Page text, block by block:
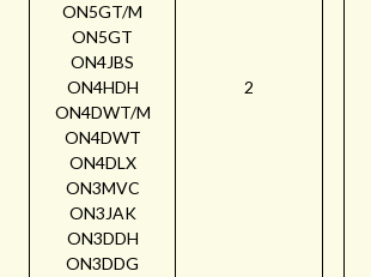
ON5GT/M
ON5GT
ON4JBS
ON4HDH
ON4DWT/M
ON4DWT
ON4DLX
ON3MVC
ON3JAK
ON3DDH
ON3DDG
2